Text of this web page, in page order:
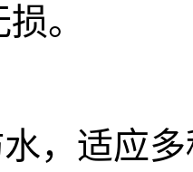
。
，适应